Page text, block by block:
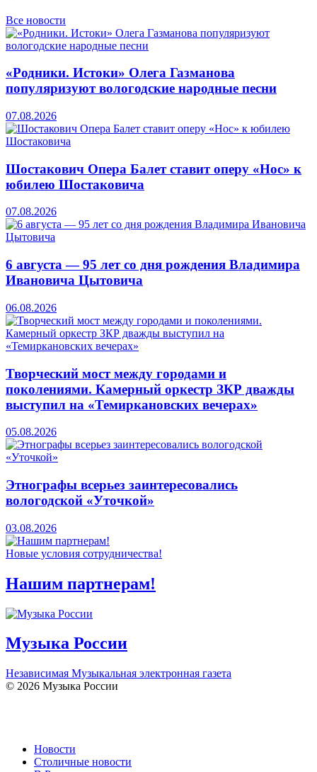
Все новости
«Родники. Истоки» Олега Газманова
популяризуют вологодские народные песни
07.08.2026
Шостакович Опера Балет ставит оперу «Нос» к
юбилею Шостаковича
07.08.2026
6 августа — 95 лет со дня рождения Владимира
Ивановича Цытовича
06.08.2026
Творческий мост между городами и
поколениями. Камерный оркестр ЗКР дважды
выступил на «Темиркановских вечерах»
05.08.2026
Этнографы всерьез заинтересовались
вологодской «Уточкой»
03.08.2026
Новые условия сотрудничества!
Нашим партнерам!
Музыка России
Независимая Музыкальная электронная газета
© 2026 Музыка России
Новости
Столичные новости